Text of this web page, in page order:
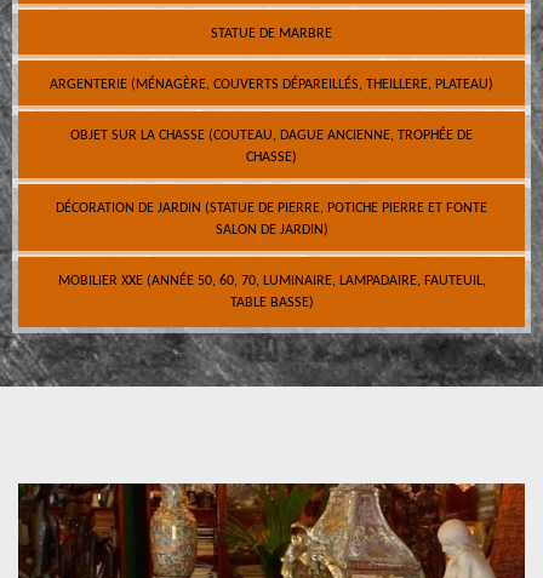
STATUE DE MARBRE
ARGENTERIE (MÉNAGÈRE, COUVERTS DÉPAREILLÉS, THEILLERE, PLATEAU)
OBJET SUR LA CHASSE (COUTEAU, DAGUE ANCIENNE, TROPHÉE DE
CHASSE)
DÉCORATION DE JARDIN (STATUE DE PIERRE, POTICHE PIERRE ET FONTE
SALON DE JARDIN)
MOBILIER XXE (ANNÉE 50, 60, 70, LUMINAIRE, LAMPADAIRE, FAUTEUIL,
TABLE BASSE)